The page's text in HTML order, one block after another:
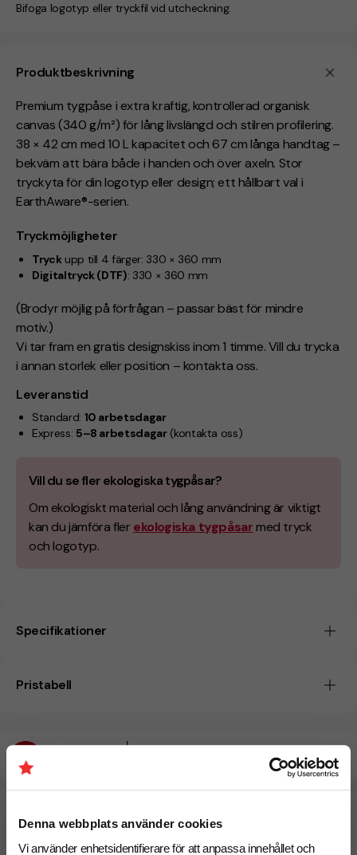
Denna webbplats använder cookies
Vi använder enhetsidentifierare för att anpassa innehållet och
Produktbeskrivning
Premium tygpåse i extra kraftig, kontrollerad organisk
canvas (340 g/m²) för lång livslängd och stilren profilering.
38 × 42 cm med 10 L kapacitet och 67 cm långa handtag –
bekväm att bära både i handen och över axeln. Stor
tryckyta för din logotyp eller design; ett hållbart val i
EarthAware®-serien.
Tryckmöjligheter
Tryckupp till 4 färger: 330 × 360 mm
Digitaltryck (DTF): 330 × 360 mm
(Brodyr möjlig på förfrågan – passar bäst för mindre
motiv.)
Vi tar fram en gratis designskiss inom 1 timme. Vill du trycka
i annan storlek eller position – kontakta oss.
Leveranstid
Standard: 10 arbetsdagar
Express: 5–8 arbetsdagar(kontakta oss)
Vill du se fler ekologiska tygpåsar?
Om ekologiskt material och lång användning är viktigt
kan du jämföra fler ekologiska tygpåsarmed tryck
och logotyp.
Specifikationer
Pristabell
Bifoga logotyp eller tryckfil vid utcheckning.
Snabbare leverans? Kontakta oss.